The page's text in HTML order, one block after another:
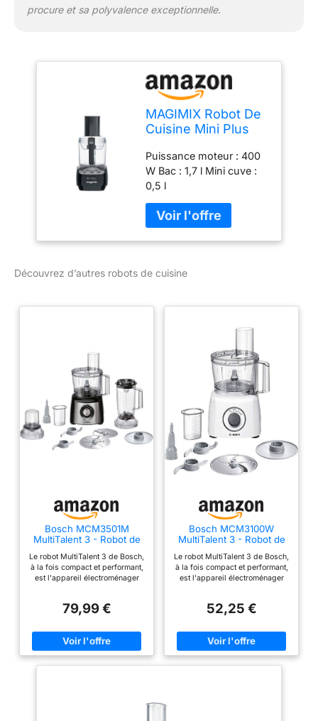
procure et sa polyvalence exceptionnelle.
MAGIMIX Robot De
Cuisine Mini Plus
Puissance moteur : 400
W Bac : 1,7 l Mini cuve :
0,5 l
Découvrez d’autres robots de cuisine
Bosch MCM3501M
MultiTalent 3 - Robot de
Blender
Le robot MultiTalent 3 de Bosch,
à la fois compact et performant,
est l'appareil électroménager
recettes, même les plus
polyvalent : le robot est doté de
plus de 50 fonctions dont
fouetter, mélanger, battre, mixer,
hacher, mélanger, pétrir... /
79,99 €
Bosch MCM3100W
MultiTalent 3 - Robot de
Le robot MultiTalent 3 de Bosch,
à la fois compact et performant,
est l'appareil électroménager
recettes, même les plus
extrêmement compact le rend
adapté même aux cuisines les
plus petites / Installation facile
des accessoires grâce au
52,25 €